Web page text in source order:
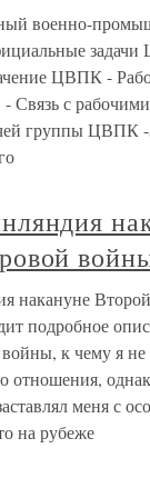
военно-
ЦВПК -
Связь с
группы ЦВПК
накануне
подробное
к чему я
отношения,
меня с
на рубеже